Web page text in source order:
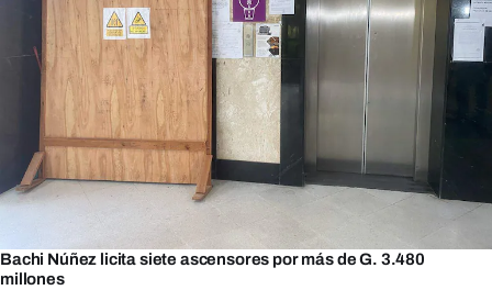
Bachi Núñez licita siete ascensores por más de G. 3.480
millones